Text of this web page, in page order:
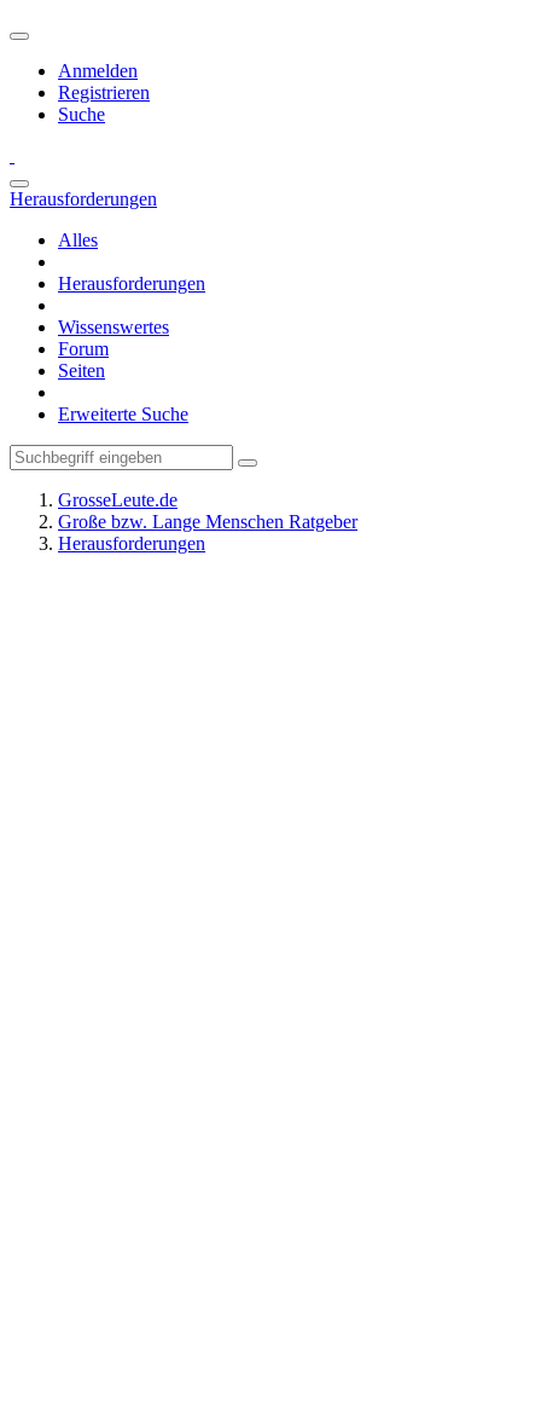
Anmelden
Registrieren
Suche
Herausforderungen
Alles
Herausforderungen
Wissenswertes
Forum
Seiten
Erweiterte Suche
GrosseLeute.de
Große bzw. Lange Menschen Ratgeber
Herausforderungen